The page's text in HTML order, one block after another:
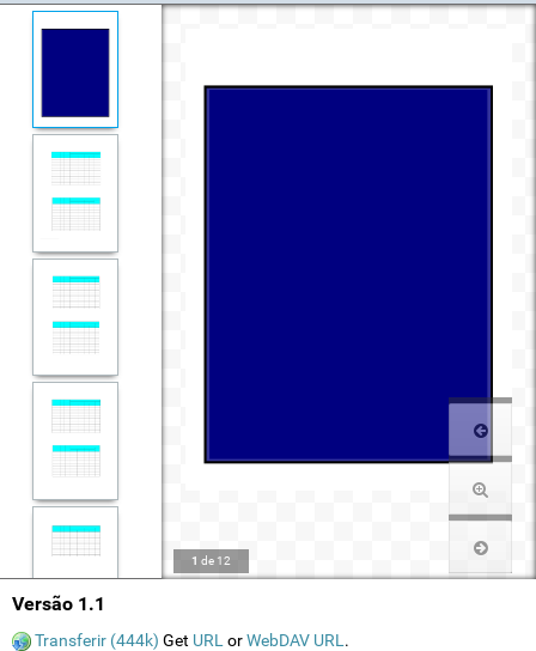
1 de 12
Versão 1.1
Transferir (444k) Get URL orWebDAV URL .